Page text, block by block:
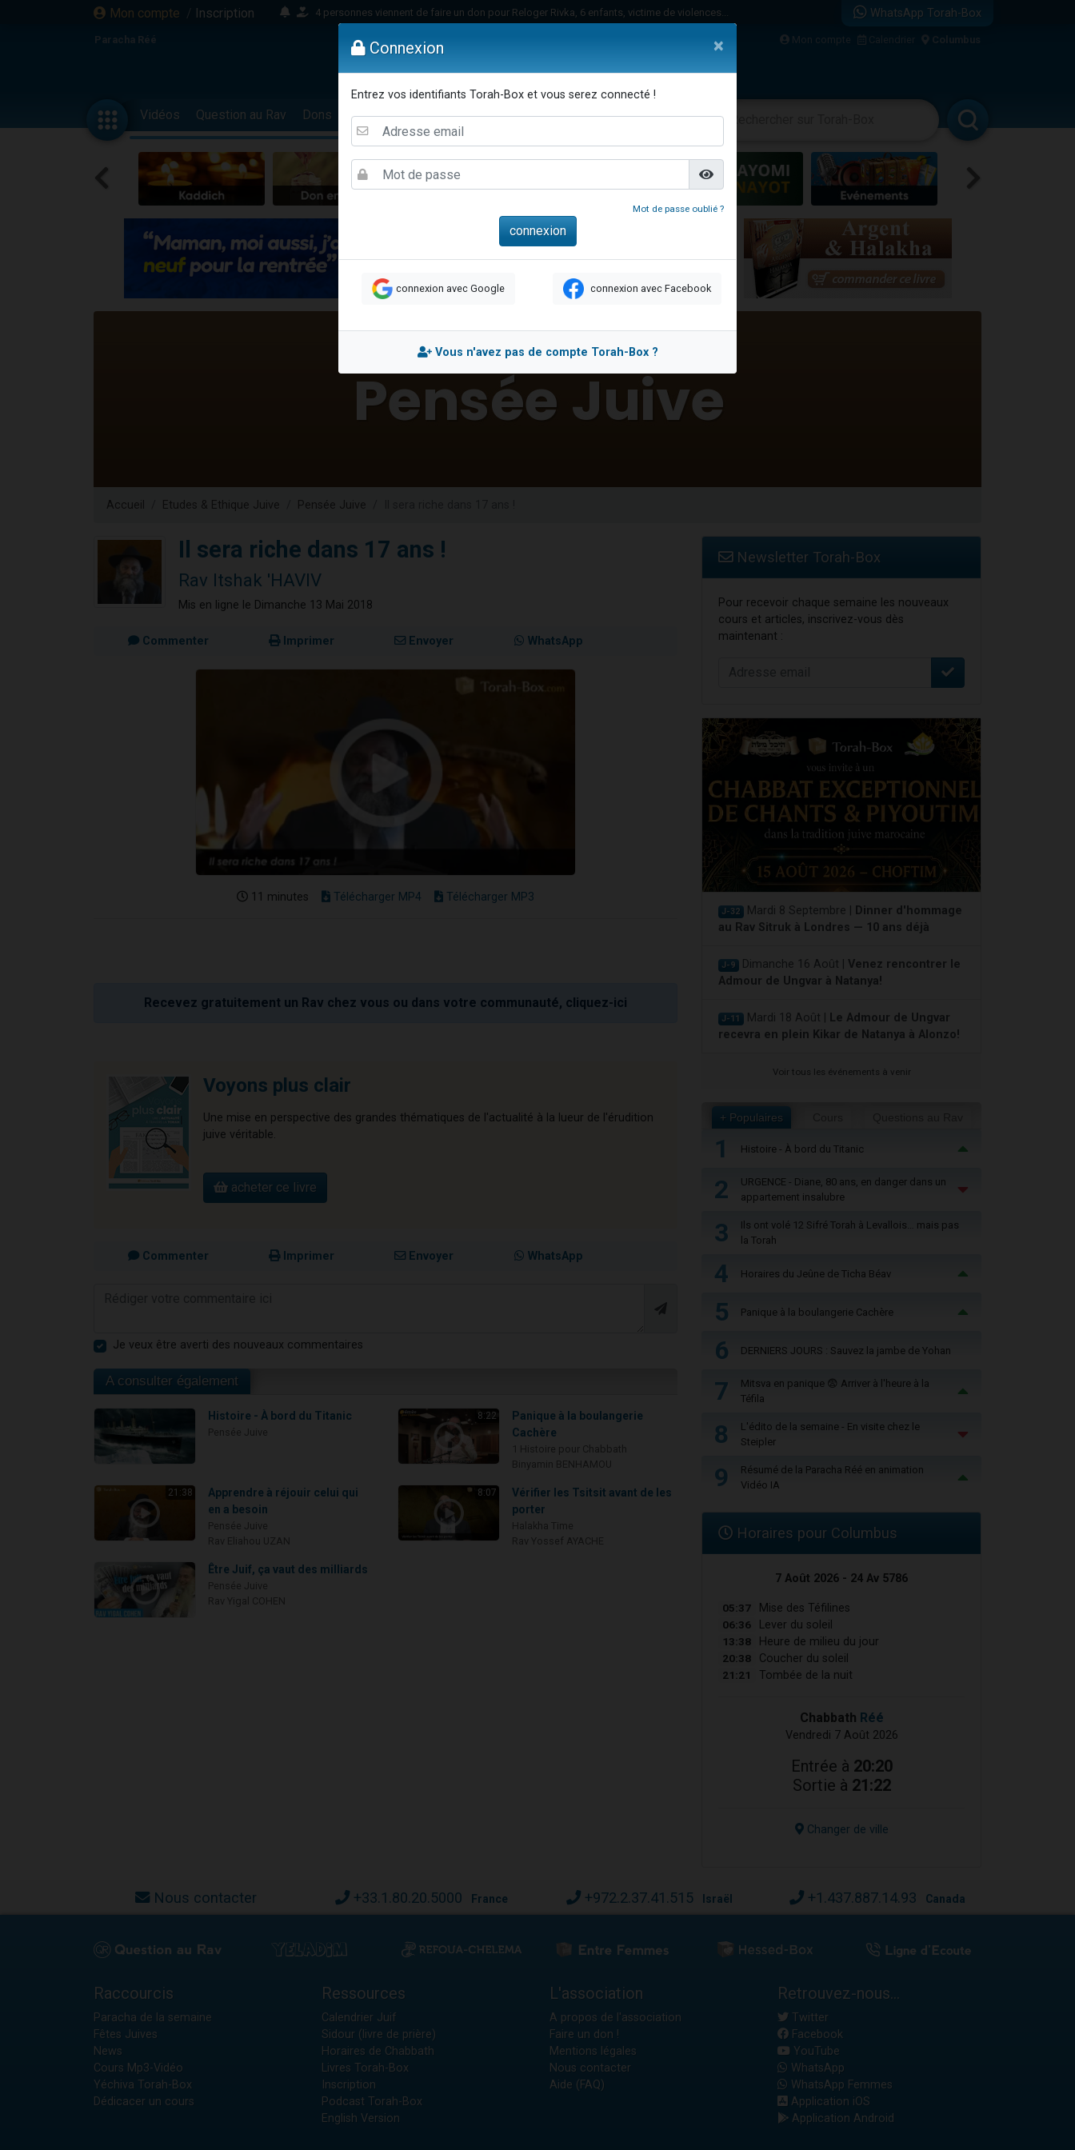
Mon compte / Inscription
4 personnes viennent de faire un don pour Reloger Rivka, 6 enfants, victime de violences...
2 personnes viennent de faire un don pour 1 Journée de Vacances Pour les Enfants
23 personnes viennent de faire un don pour Diane, 80 ans, dans un appartement insalubre
Eva vient de donner son Maasser
4 personnes viennent de nous rejoindre sur WhatsApp
3 personnes viennent de nous rejoindre sur WhatsApp
3 personnes viennent de faire un don pour 5 jours de vacances aux Orphelins
Odaya vient de donner son Maasser
2 personnes viennent de nous rejoindre sur WhatsApp
13 personnes viennent de demander une bénédiction
30 personnes viennent de faire un don pour Sauvez la jambe de Yohan
Il reste 49 places pour étudier en groupe sur Zoom
3 personnes viennent de nous rejoindre sur WhatsApp
2 personnes viennent de nous rejoindre sur WhatsApp
WhatsApp Torah-Box
Paracha Réé Mon compte Calendrier Columbus
Vidéos Question au Rav Dons Femmes Enfants Etude sur Texte Musique Paracha Divertissements
Accueil Etudes & Ethique Juive Pensée Juive
Il sera riche dans 17 ans !
Rav Itshak 'HAVIV
Mis en ligne le Dimanche 13 Mai 2018
Commenter Imprimer Envoyer WhatsApp
11 minutes Télécharger MP4 Télécharger MP3
Recevez gratuitement un Rav chez vous ou dans votre communauté, cliquez-ici
Voyons plus clair
Une mise en perspective des grandes thématiques de l'actualité à la lueur de l'érudition
juive véritable.
acheter ce livre
Commenter Imprimer Envoyer WhatsApp
Je veux être averti des nouveaux commentaires
A consulter également
Histoire - À bord du Titanic 8:22
Panique à la boulangerie
Cachère
21:38
Apprendre à réjouir celui qui
en a besoin
8:07
Vérifier les Tsitsit avant de les
porter
Être Juif, ça vaut des milliards
Newsletter Torah-Box
Pour recevoir chaque semaine les nouveaux
cours et articles, inscrivez-vous dès
maintenant :
J-32 Mardi 8 Septembre |
Dinner d'hommage
au Rav Sitruk à Londres — 10 ans déjà
J-9 Dimanche 16 Août | Venez rencontrer le
Admour de Ungvar à Natanya!
J-11 Mardi 18 Août |
Le Admour de Ungvar
recevra en plein Kikar de Natanya à Alonzo!
Voir tous les événements à venir
+ Populaires
1 Histoire - À bord du Titanic
2
URGENCE - Diane, 80 ans, en danger dans un
appartement insalubre
3
Ils ont volé 12 Sifré Torah à Levallois… mais pas
la Torah
4 Horaires du Jeûne de Ticha Béav
5 Panique à la boulangerie Cachère
6 DERNIERS JOURS : Sauvez la jambe de Yohan
7
Mitsva en panique 😨 Arriver à l'heure à la
Téfila
8
L'édito de la semaine - En visite chez le
Steipler
9
Résumé de la Paracha Réé en animation
Vidéo IA
Horaires pour Columbus
7 Août 2026 - 24 Av 5786
05:37 Mise des Téfilines
06:36 Lever du soleil
13:38 Heure de milieu du jour
20:38 Coucher du soleil
21:21 Tombée de la nuit
Chabbath Réé
Vendredi 7 Août 2026
Entrée à 20:20
Sortie à 21:22
Changer de ville
Nous contacter +33.1.80.20.5000 France +972.2.37.41.515 Israël +1.437.887.14.93 Canada
Raccourcis
Paracha de la semaine
Fêtes Juives
News
Cours Mp3-Vidéo
Yéchiva Torah-Box
Dédicacer un cours
Ressources
Calendrier Juif
Sidour (livre de prière)
Horaires de Chabbath
Livres Torah-Box
Inscription
Podcast Torah-Box
English Version
L'association
A propos de l'association
Faire un don !
Mentions légales
Nous contacter
Aide (FAQ)
Retrouvez-nous...
Twitter
Facebook
YouTube
WhatsApp
WhatsApp Femmes
Application iOS
Application Android
Connexion ×
Entrez vos identifiants Torah-Box et vous serez connecté !
Mot de passe oublié ?
connexion avec Google connexion avec Facebook
Vous n'avez pas de compte Torah-Box ?